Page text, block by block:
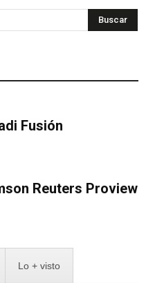
Buscar
Fusión
Reuters Proview
Lo + visto